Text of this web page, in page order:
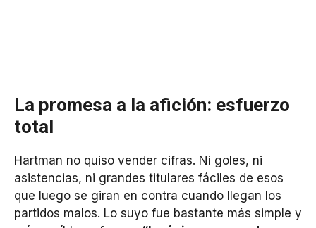
La promesa a la afición: esfuerzo
total
Hartman no quiso vender cifras. Ni goles, ni
asistencias, ni grandes titulares fáciles de esos
que luego se giran en contra cuando llegan los
partidos malos. Lo suyo fue bastante más simple y